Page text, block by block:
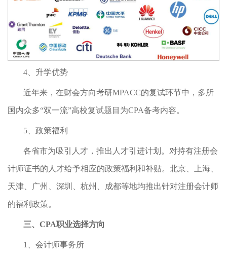
4、升学优势
近年来，在财会方向考研MPACC的复试环节中，多所
国内众多“双一流”高校复试题目为CPA备考内容。
5、政策福利
各省市为吸引人才，推出人才引进计划。对持有注册会
计师证书的人才给予相应的政策福利和补贴。北京、上海、
天津、广州、深圳、杭州、成都等地均推出针对注册会计师
的福利政策。
三、CPA职业选择方向
1、会计师事务所